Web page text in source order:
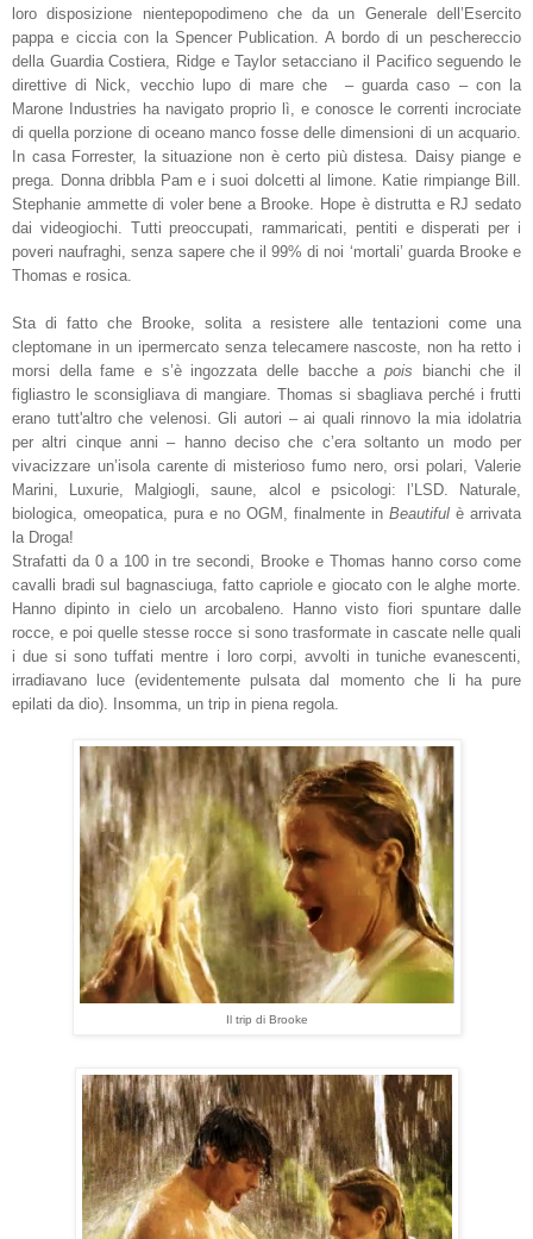
loro disposizione nientepopodimeno che da un Generale dell’Esercito
pappa e ciccia con la Spencer Publication. A bordo di un peschereccio
della Guardia Costiera, Ridge e Taylor setacciano il Pacifico seguendo le
direttive di Nick, vecchio lupo di mare che – guarda caso – con la
Marone Industries ha navigato proprio lì, e conosce le correnti incrociate
di quella porzione di oceano manco fosse delle dimensioni di un acquario.
In casa Forrester, la situazione non è certo più distesa. Daisy piange e
prega. Donna dribbla Pam e i suoi dolcetti al limone. Katie rimpiange Bill.
Stephanie ammette di voler bene a Brooke. Hope è distrutta e RJ sedato
dai videogiochi. Tutti preoccupati, rammaricati, pentiti e disperati per i
poveri naufraghi, senza sapere che il 99% di noi ‘mortali’ guarda Brooke e
Thomas e rosica.
Sta di fatto che Brooke, solita a resistere alle tentazioni come una
cleptomane in un ipermercato senza telecamere nascoste, non ha retto i
morsi della fame e s’è ingozzata delle bacche a pois bianchi che il
figliastro le sconsigliava di mangiare. Thomas si sbagliava perché i frutti
erano tutt'altro che velenosi. Gli autori – ai quali rinnovo la mia idolatria
per altri cinque anni – hanno deciso che c’era soltanto un modo per
vivacizzare un’isola carente di misterioso fumo nero, orsi polari, Valerie
Marini, Luxurie, Malgiogli, saune, alcol e psicologi: l’LSD. Naturale,
biologica, omeopatica, pura e no OGM, finalmente in Beautiful è arrivata
la Droga!
Strafatti da 0 a 100 in tre secondi, Brooke e Thomas hanno corso come
cavalli bradi sul bagnasciuga, fatto capriole e giocato con le alghe morte.
Hanno dipinto in cielo un arcobaleno. Hanno visto fiori spuntare dalle
rocce, e poi quelle stesse rocce si sono trasformate in cascate nelle quali
i due si sono tuffati mentre i loro corpi, avvolti in tuniche evanescenti,
irradiavano luce (evidentemente pulsata dal momento che li ha pure
epilati da dio). Insomma, un trip in piena regola.
Il trip di Brooke